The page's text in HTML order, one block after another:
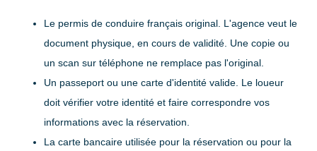
Le permis de conduire français original . L'agence veut le
document physique, en cours de validité. Une copie ou
un scan sur téléphone ne remplace pas l'original.
Un passeport ou une carte d'identité valide . Le loueur
doit vérifier votre identité et faire correspondre vos
informations avec la réservation.
La carte bancaire utilisée pour la réservation ou pour la